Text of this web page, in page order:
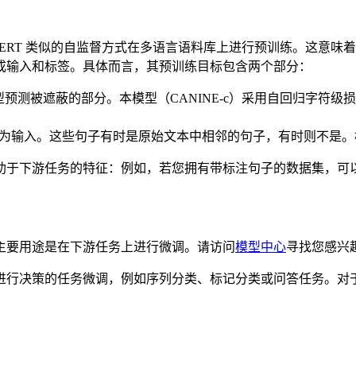
类似的自监督方式在多语言语料库上进行预训练。这意
入和标签。具体而言，其预训练目标包含两个部分：
测被遮蔽的部分。本模型（CANINE-c）采用自回归字符级
输入。这些句子有时是原始文本中相邻的句子，有时则不是
下游任务的特征：例如，若您拥有带标注句子的数据集，
用途是在下游任务上进行微调。请访问模型中心寻找您感兴
决策的任务微调，例如序列分类、标记分类或问答任务。对